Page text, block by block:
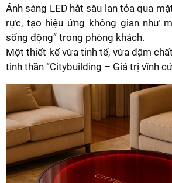
Ánh sáng LED hắt sâu lan tỏa qua
rực, tạo hiệu ứng không gian như
sống động” trong phòng khách.
Một thiết kế vừa tinh tế, vừa đậm
tinh thần “Citybuilding – Giá trị vĩnh